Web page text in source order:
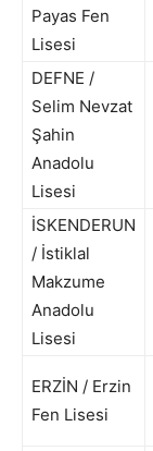
Payas Fen
Lisesi
DEFNE /
Selim Nevzat
Şahin
Anadolu
Lisesi
İSKENDERUN
/ İstiklal
Makzume
Anadolu
Lisesi
ERZİN / Erzin
Fen Lisesi